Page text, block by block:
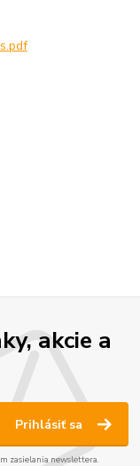
akcie a
Prihlásiť sa
zasielania newslettera.